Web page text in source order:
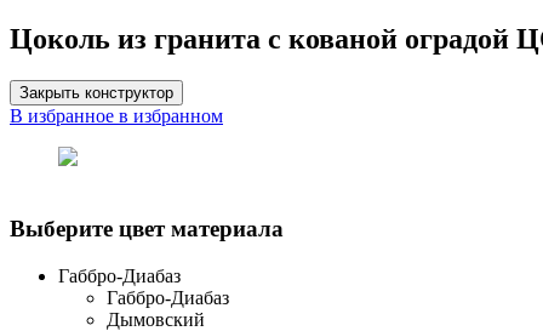
Цоколь из гранита с кованой оградой
Закрыть конструктор
В избранное в избранном
Выберите цвет материала
Габбро-Диабаз
Габбро-Диабаз
Дымовский